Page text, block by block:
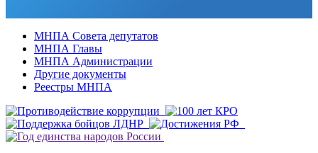
МНПА Совета депутатов
МНПА Главы
МНПА Администрации
Другие документы
Реестры МНПА